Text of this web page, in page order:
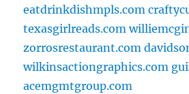
eatdrinkdishmpls.com
texasgirlreads.com
zorrosrestaurant.com
wilkinsactiongraphics.com
acemgmtgroup.com